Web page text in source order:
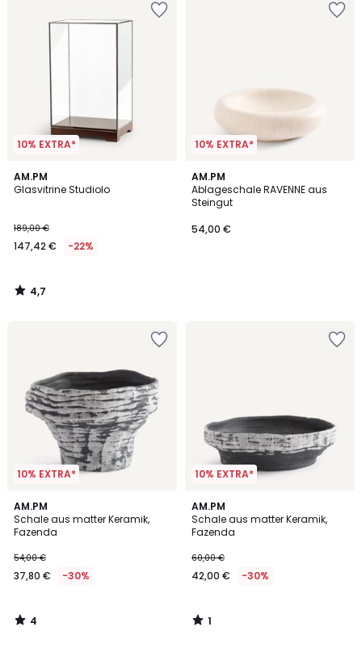
10% EXTRA*
AM.PM
Glasvitrine Studiolo
€
Statt
€
22%
189,00 €
147,42 € -22%
4,7
/ 5
4,7
/
10% EXTRA*
AM.PM
Ablageschale RAVENNE aus
Steingut
54,00 €
10% EXTRA*
AM.PM
Schale aus matter Keramik,
Fazenda
54,00 €
37,80 € -30%
4
/
5
4
/
10% EXTRA*
AM.PM
Schale aus matter Keramik,
Fazenda
60,00 €
42,00 € -30%
1
/
5
1
/